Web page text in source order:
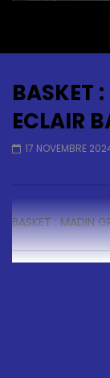
BASKET
ECLAIR
17 NOVEMBRE
BASKET : MADIN